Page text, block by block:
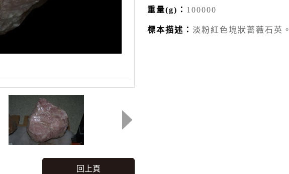
重量(g)： 100000
標本描述： 淡粉紅色塊狀薔薇石英。
回上頁